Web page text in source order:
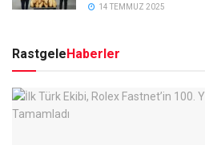
14 TEMMUZ 2025
RastgeleHaberler